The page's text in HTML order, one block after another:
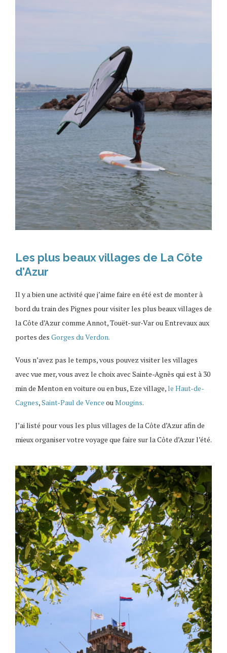
Les plus beaux villages de La Côte
d’Azur
Il y a bien une activité que j’aime faire en été est de monter à
bord du train des Pignes pour visiter les plus beaux villages de
la Côte d’Azur comme Annot, Touët-sur-Var ou Entrevaux aux
portes des Gorges du Verdon.
Vous n’avez pas le temps, vous pouvez visiter les villages
avec vue mer, vous avez le choix avec Sainte-Agnès qui est à 30
min de Menton en voiture ou en bus, Eze village,le Haut-de-
Cagnes,Saint-Paul de Vence ouMougins.
J’ai listé pour vous les plus villages de la Côte d’Azur afin de
mieux organiser votre voyage que faire sur la Côte d’Azur l’été.